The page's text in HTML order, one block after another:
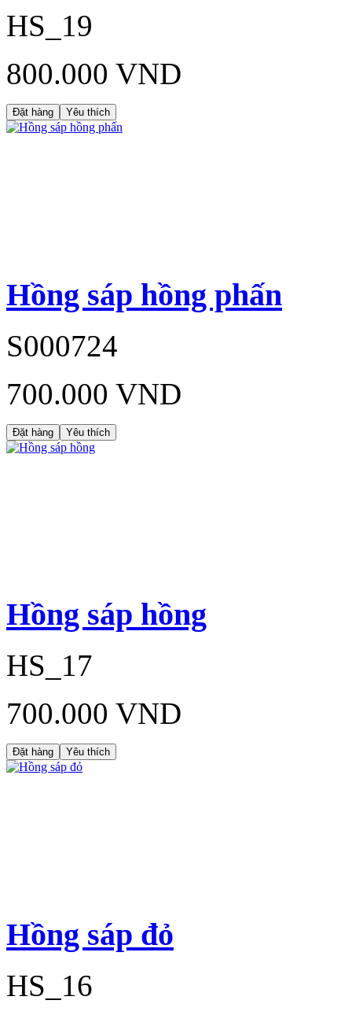
HS_19
800.000 VND
Đặt hàng Yêu thích
Hồng sáp hồng phấn
S000724
700.000 VND
Đặt hàng Yêu thích
Hồng sáp hồng
HS_17
700.000 VND
Đặt hàng Yêu thích
Hồng sáp đỏ
HS_16